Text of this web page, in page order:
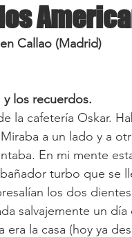
Callao (Madrid)
los recuerdos.
la cafetería Oskar.
a un lado y a
En mi mente
turbo que se
los dos
salvajemente un
era la casa (hoy ya